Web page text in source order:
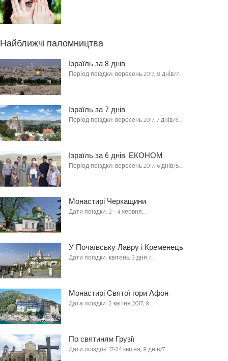
Найближчі паломництва
Ізраїль за 8 днів
Період поїздки: вересень 2017, 8 днів/7…
Ізраїль за 7 днів
Період поїздки: вересень 2017, 7 днів/6…
Ізраїль за 6 днів. ЕКОНОМ
Період поїздки: вересень 2017, 6 днів/5…
Монастирі Черкащини
Дати поїздки: 2 - 4 червня,…
У Почаївську Лавру і Кременець
Дати поїздки: квітень, 3 дня /…
Монастирі Святої гори Афон
Дата поїздки: 2 квітня 2017, 8…
По святиням Грузії
Дати поїздок: 17-24 квітня, 8 днів/7…